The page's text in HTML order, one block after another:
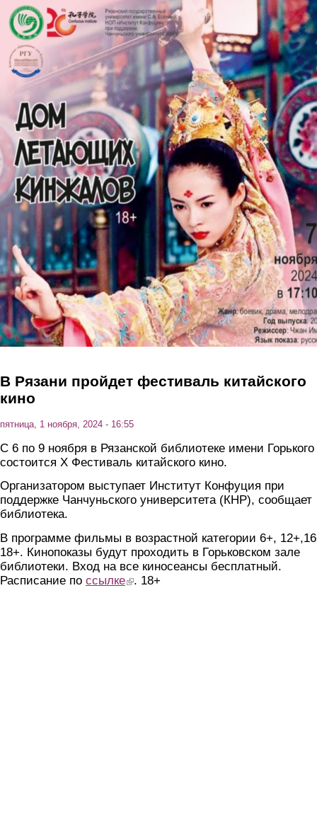
Перейти к основному содержанию
В Рязани пройдет фестиваль китайского
кино
пятница, 1 ноября, 2024 - 16:55
С 6 по 9 ноября в Рязанской библиотеке имени Горького
состоится Х Фестиваль китайского кино.
Организатором выступает Институт Конфуция при
поддержке Чанчуньского университета (КНР), сообщает
библиотека.
В программе фильмы в возрастной категории 6+,
18+. Кинопоказы будут проходить в Горьковском зале
библиотеки. Вход на все киносеансы бесплатный.
Расписание по ссылке(link is external)
. 18+